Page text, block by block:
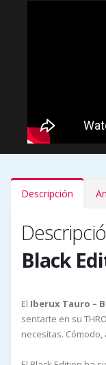
Descripción
Black
El Iberux Tauro –
sentarte en su
necesitas.